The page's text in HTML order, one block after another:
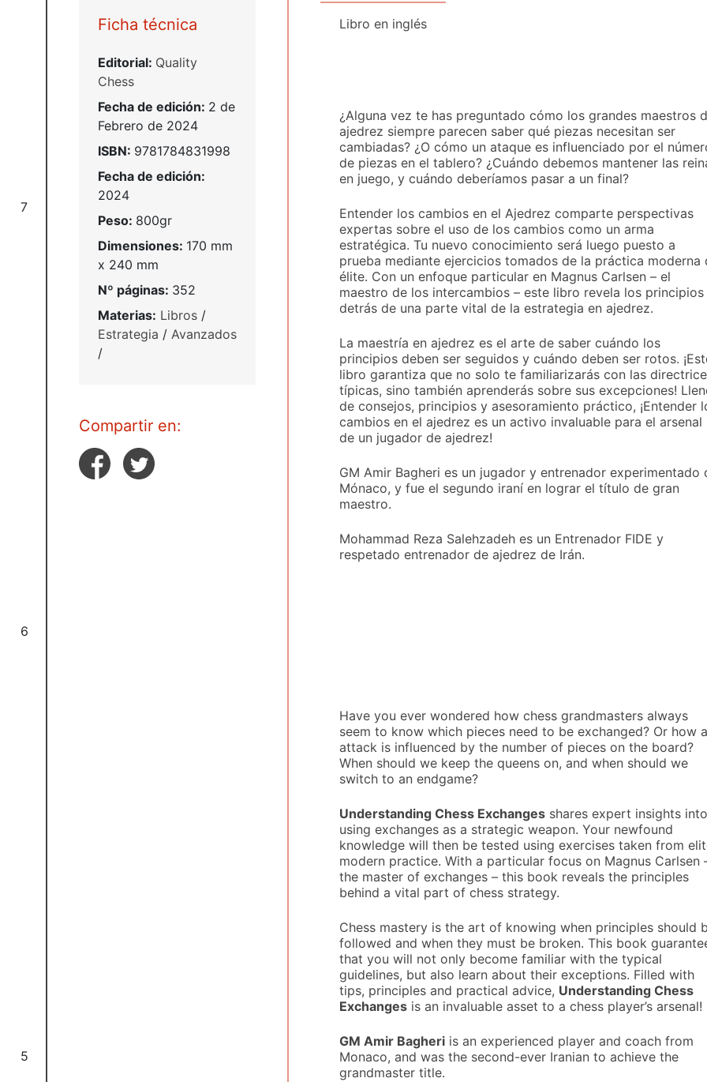
7
6
5
Ficha técnica
Editorial: Quality
Chess
Fecha de edición: 2 de
Febrero de 2024
ISBN: 9781784831998
Fecha de edición:
2024
Peso: 800gr
Dimensiones: 170 mm
x 240 mm
Nº páginas: 352
Materias: Libros /
Estrategia / Avanzados
/
Compartir en:
Libro en inglés
¿Alguna vez te has preguntado cómo los grandes maestros
ajedrez siempre parecen saber qué piezas necesitan ser
cambiadas? ¿O cómo un ataque es influenciado por el
de piezas en el tablero? ¿Cuándo debemos mantener las
en juego, y cuándo deberíamos pasar a un final?
Entender los cambios en el Ajedrez comparte perspectivas
expertas sobre el uso de los cambios como un arma
estratégica. Tu nuevo conocimiento será luego puesto a
prueba mediante ejercicios tomados de la práctica moderna
élite. Con un enfoque particular en Magnus Carlsen – el
maestro de los intercambios – este libro revela los principios
detrás de una parte vital de la estrategia en ajedrez.
La maestría en ajedrez es el arte de saber cuándo los
principios deben ser seguidos y cuándo deben ser rotos.
libro garantiza que no solo te familiarizarás con las
típicas, sino también aprenderás sobre sus excepciones!
de consejos, principios y asesoramiento práctico, ¡Entender
cambios en el ajedrez es un activo invaluable para el arsenal
de un jugador de ajedrez!
GM Amir Bagheri es un jugador y entrenador experimentado
Mónaco, y fue el segundo iraní en lograr el título de gran
maestro.
Mohammad Reza Salehzadeh es un Entrenador FIDE y
respetado entrenador de ajedrez de Irán.
Have you ever wondered how chess grandmasters always
seem to know which pieces need to be exchanged? Or how
attack is influenced by the number of pieces on the board?
When should we keep the queens on, and when should we
switch to an endgame?
Understanding Chess Exchanges shares expert insights into
using exchanges as a strategic weapon. Your newfound
knowledge will then be tested using exercises taken from
modern practice. With a particular focus on Magnus Carlsen
the master of exchanges – this book reveals the principles
behind a vital part of chess strategy.
Chess mastery is the art of knowing when principles should
followed and when they must be broken. This book
that you will not only become familiar with the typical
guidelines, but also learn about their exceptions. Filled with
tips, principles and practical advice, Understanding Chess
Exchanges is an invaluable asset to a chess player’s arsenal!
GM Amir Bagheri is an experienced player and coach from
Monaco, and was the second-ever Iranian to achieve the
grandmaster title.